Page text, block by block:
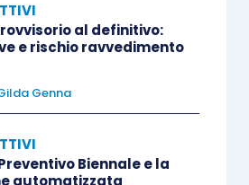
al saggio legale
alla data di notifica dell’atto di
effetto dell’esplicito rinvio
218/1997
ilversamento delle somme
al definitivo:
e rischio ravvedimento
Genna
Biennale e la
automatizzata